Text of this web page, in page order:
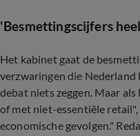
'Besmettingscijfers
Het kabinet gaat de
verzwaringen die
debat niets zeggen. Maar
of met niet-essentiële
economische gevolgen."